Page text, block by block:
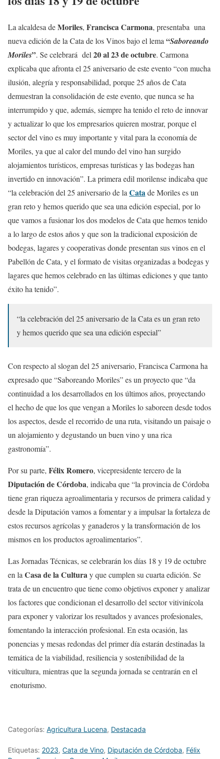
La alcaldesa deMoriles, Francisca Carmona, presentaba una
nueva edición de la Cata de los Vinos bajo el lema“Saboreando
Moriles”. Se celebrará del20 al 23 de octubre. Carmona
explicaba que afronta el 25 aniversario de este evento “con mucha
ilusión, alegría y responsabilidad, porque 25 años de Cata
demuestran la consolidación de este evento, que nunca se ha
interrumpido y que, además, siempre ha tenido el reto de innovar
y actualizar lo que los empresarios quieren mostrar, porque el
sector del vino es muy importante y vital para la economía de
Moriles, ya que al calor del mundo del vino han surgido
alojamientos turísticos, empresas turísticas y las bodegas han
invertido en innovación”. La primera edil morilense indicaba que
“la celebración del 25 aniversario de laCatade Moriles es un
gran reto y hemos querido que sea una edición especial, por lo
que vamos a fusionar los dos modelos de Cata que hemos tenido
a lo largo de estos años y que son la tradicional exposición de
bodegas, lagares y cooperativas donde presentan sus vinos en el
Pabellón de Cata, y el formato de visitas organizadas a bodegas y
lagares que hemos celebrado en las últimas ediciones y que tanto
éxito ha tenido”.
“la celebración del 25 aniversario de la Cata es un gran reto
y hemos querido que sea una edición especial”
Con respecto al slogan del 25 aniversario, Francisca Carmona ha
expresado que “Saboreando Moriles” es un proyecto que “da
continuidad a los desarrollados en los últimos años, proyectando
el hecho de que los que vengan a Moriles lo saboreen desde todos
los aspectos, desde el recorrido de una ruta, visitando un paisaje o
un alojamiento y degustando un buen vino y una rica
gastronomía”.
Por su parte, Félix Romero, vicepresidente tercero de la
Diputación de Córdoba, indicaba que “la provincia de Córdoba
tiene gran riqueza agroalimentaria y recursos de primera calidad y
desde la Diputación vamos a fomentar y a impulsar la fortaleza de
estos recursos agrícolas y ganaderos y la transformación de los
mismos en los productos agroalimentarios”.
Las Jornadas Técnicas, se celebrarán los días 18 y 19 de octubre
en laCasa de la Culturay que cumplen su cuarta edición. Se
trata de un encuentro que tiene como objetivos exponer y analizar
los factores que condicionan el desarrollo del sector vitivinícola
para exponer y valorizar los resultados y avances profesionales,
fomentando la interacción profesional. En esta ocasión, las
ponencias y mesas redondas del primer día estarán destinadas la
temática de la viabilidad, resiliencia y sostenibilidad de la
viticultura, mientras que la segunda jornada se centrarán en el
enoturismo.
Categorías: Agricultura Lucena, Destacada
Etiquetas: 2023, Cata de Vino, Diputación de Córdoba, Félix